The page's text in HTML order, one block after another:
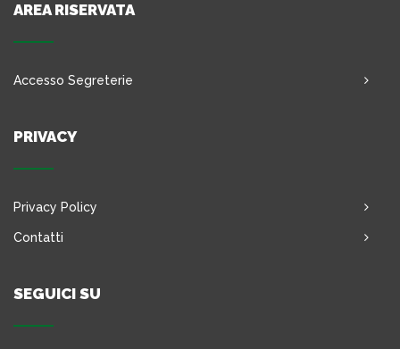
AREA RISERVATA
Accesso Segreterie
PRIVACY
Privacy Policy
Contatti
SEGUICI SU